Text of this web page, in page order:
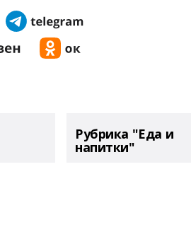
Рубрика "Еда и
напитки"